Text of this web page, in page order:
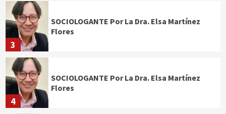
3
SOCIOLOGANTE Por La Dra. Elsa Martínez
Flores
4
SOCIOLOGANTE Por La Dra. Elsa Martínez
Flores